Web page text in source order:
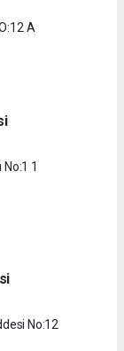
A
No:1 1
No:12